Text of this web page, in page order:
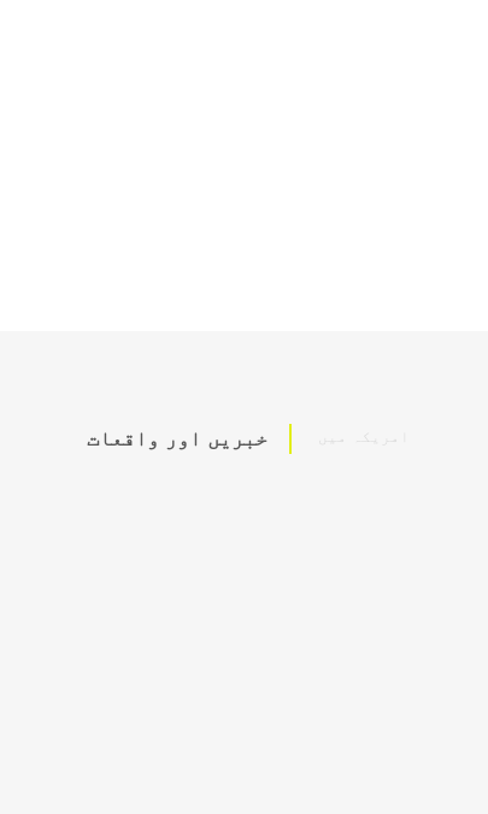
خبریں اور واقعات امریکہ میں